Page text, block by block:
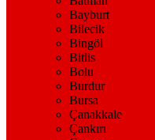
Bayburt
Bilecik
Bingöl
Bitlis
Bolu
Burdur
Bursa
Çanakkale
Çankırı